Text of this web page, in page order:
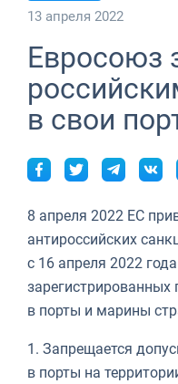
13 апреля 2022
Евросоюз
в свои
8 апреля 2022 ЕС
антироссийских
с 16 апреля 2022
в порты и марины
1. Запрещается
в порты на